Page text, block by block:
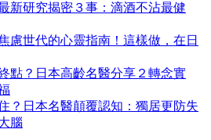
新研究揭密３事：滴酒不沾最健
慮世代的心靈指南！這樣做，在日
點？日本高齡名醫分享２轉念實
？日本名醫顛覆認知：獨居更防失
腦